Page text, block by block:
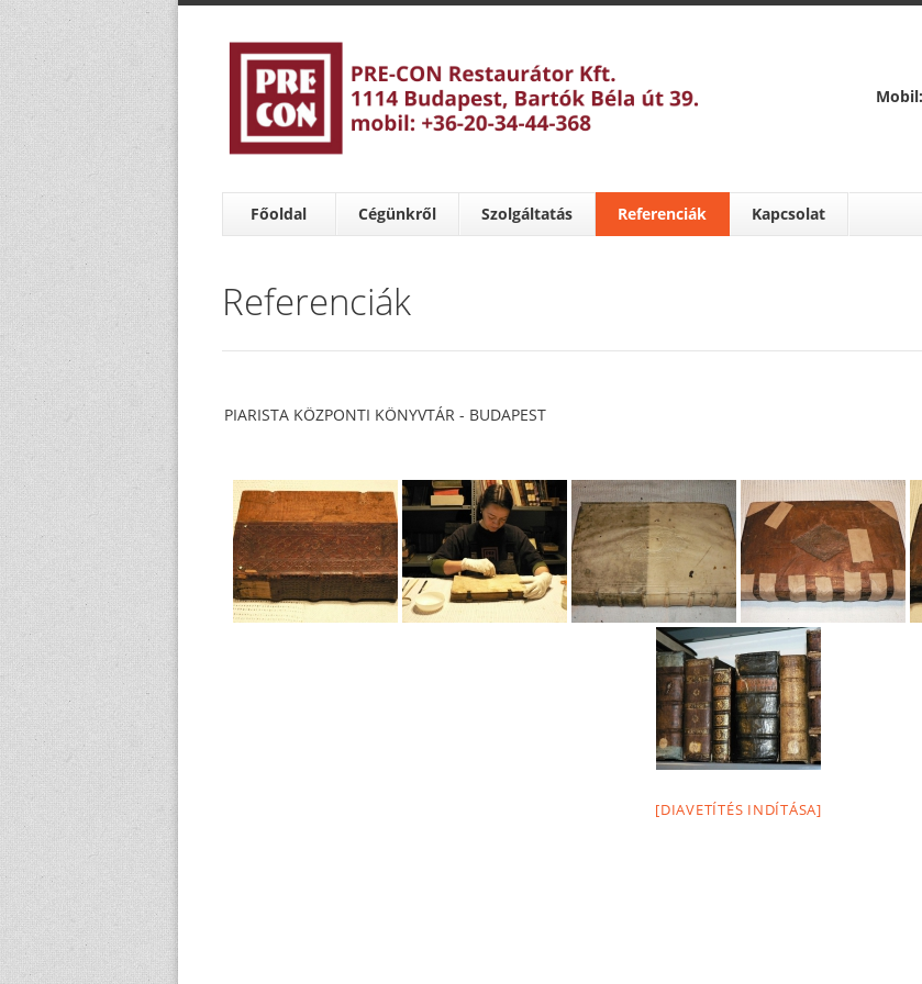
Főoldal Cégünkről Szolgáltatás Referenciák Kapcsolat
Referenciák
PIARISTA KÖZPONTI KÖNYVTÁR - BUDAPEST
[DIAVETÍTÉS INDÍTÁSA]